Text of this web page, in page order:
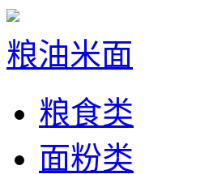
粮油米面
粮食类
面粉类